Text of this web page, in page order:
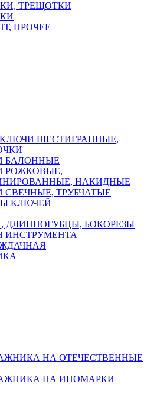
ТРЕЩОТКИ
ПРОЧЕЕ
ШЕСТИГРАННЫЕ,
БАЛОННЫЕ
РОЖКОВЫЕ,
НАКИДНЫЕ
СВЕЧНЫЕ, ТРУБЧАТЫЕ
КЛЮЧЕЙ
ДЛИННОГУБЦЫ, БОКОРЕЗЫ
ИНСТРУМЕНТА
НА ОТЕЧЕСТВЕННЫЕ
НА ИНОМАРКИ